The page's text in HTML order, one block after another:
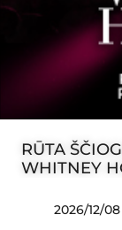
RŪTA
WHITNEY
2026/12/08